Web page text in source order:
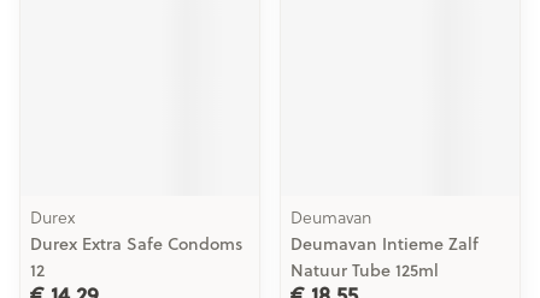
Durex
Durex Extra Safe Condoms
12
Deumavan
Deumavan Intieme Zalf
Natuur Tube 125ml